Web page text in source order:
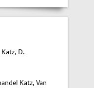
Katz, D.
Katz, Van